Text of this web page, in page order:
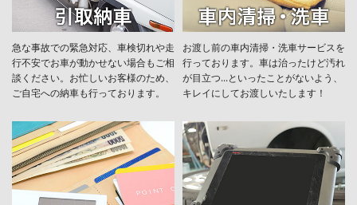
急な事故での緊急対応、車検切れや走
行不安でお車が動かせない場合もご相
談ください。お忙しいお客様のため、
ご自宅への納車も行っております。
お渡し前の車内清掃・洗車サービスを
行っております。車は治ったけど汚れ
が目立つ...といったことがないよう、
キレイにしてお渡しいたします！